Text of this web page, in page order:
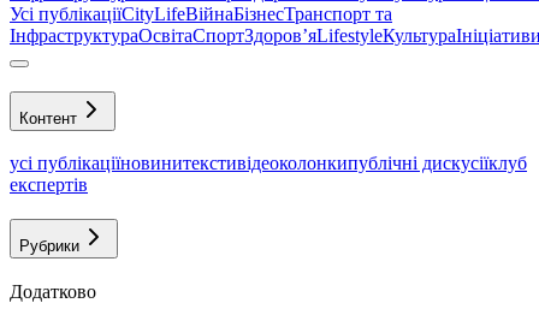
Усі публікаціїCityLifeВійнаБізнесТранспорт та
ІнфраструктураОсвітаСпортЗдоровʼяLifestyleКультура
Контент
усі публікаціїновинитекстивідеоколонкипублічні дискусіїклуб
експертів
Рубрики
Додатково